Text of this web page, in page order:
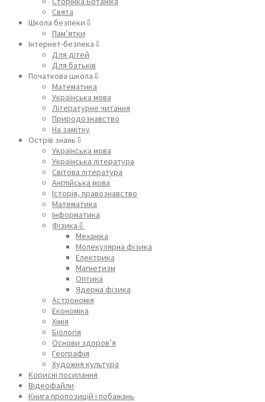
Свята
Школа безпеки⇩
Пам’ятки
Інтернет-безпека⇩
Для дітей
Для батьків
Початкова школа⇩
Математика
Українська мова
Літературне читання
Природознавство
На замітку
Острів знань⇩
Українська мова
Українська література
Світова література
Англійська мова
Історія, правознавство
Математика
Інформатика
Фізика⇩
Механіка
Молекулярна фізика
Електрика
Магнетизм
Оптика
Ядерна фізика
Астрономія
Економіка
Хімія
Біологія
Основи здоров’я
Географія
Художня культура
Корисні посилання
Відеофайли
Книга пропозицій і побажань